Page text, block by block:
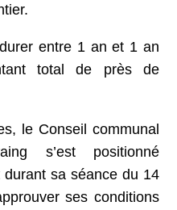
entre 1 an et 1 an
total de près de
le Conseil communal
s’est positionné
sa séance du 14
ses conditions